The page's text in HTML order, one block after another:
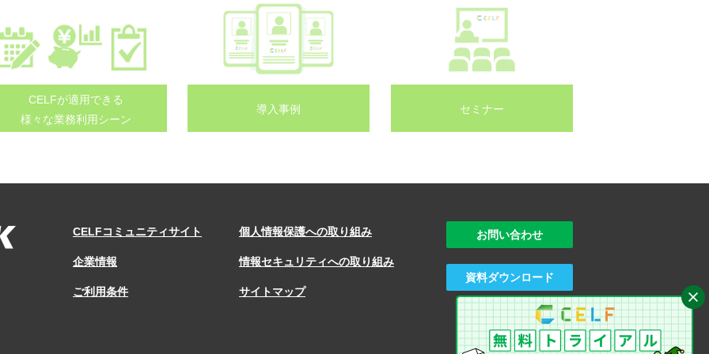
CELFが適用できる
様々な業務利用シーン
導入事例 セミナー
CELFコミュニティサイト
企業情報
ご利用条件
個人情報保護への取り組み
情報セキュリティへの取り組み
サイトマップ
お問い合わせ
資料ダウンロード